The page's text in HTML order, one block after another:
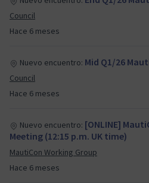
Hace 6 meses
Council
Hace 6 meses
Nuevo encuentro: Mid Q1/26
Council
Hace 6 meses
Nuevo encuentro: [ONLINE]
Meeting (12:15 p.m. UK time)
MautiCon Working Group